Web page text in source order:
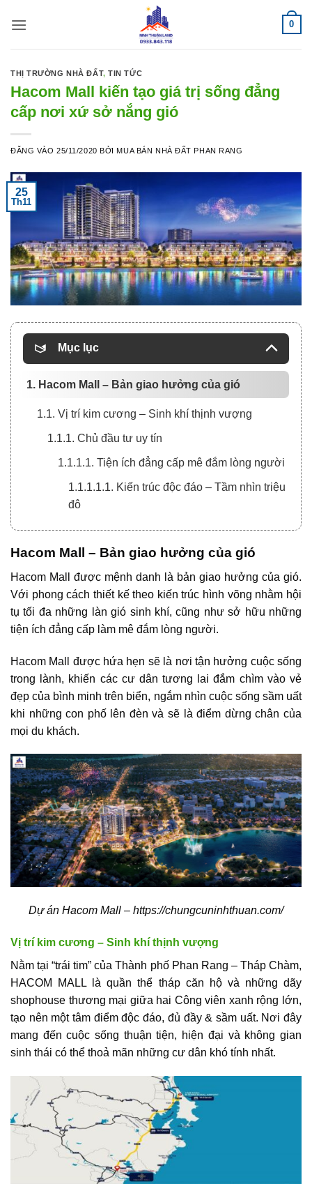
qua
0
THỊ TRƯỜNG NHÀ ĐẤT,TIN TỨC
Hacom Mall kiến tạo giá trị sống đẳng
cấp nơi xứ sở nắng gió
ĐĂNG VÀO25/11/2020 BỞI MUA BÁN NHÀ ĐẤT PHAN RANG
25
Th11
Mục lục
1. Hacom Mall – Bản giao hưởng của gió
1.1. Vị trí kim cương – Sinh khí thịnh vượng
1.1.1. Chủ đầu tư uy tín
1.1.1.1. Tiện ích đẳng cấp mê đắm lòng người
1.1.1.1.1. Kiến trúc độc đáo – Tầm nhìn triệu
đô
Hacom Mall – Bản giao hưởng của gió
Hacom Mall
được mệnh danh là bản giao hưởng của gió.
Với phong cách thiết kế theo kiến trúc hình võng nhằm hội
tụ tối đa những làn gió sinh khí, cũng như sở hữu những
tiện ích đẳng cấp làm mê đắm lòng người.
Hacom Mall
được hứa hẹn sẽ là nơi tận hưởng cuộc sống
trong lành, khiến các cư dân tương lai đắm chìm vào vẻ
đẹp của bình minh trên biển, ngắm nhìn cuộc sống sầm uất
khi những con phố lên đèn và sẽ là điểm dừng chân của
mọi du khách.
Dự án Hacom Mall – https://chungcuninhthuan.com/
Vị trí kim cương – Sinh khí thịnh vượng
Nằm tại “trái tim” của Thành phố Phan Rang – Tháp Chàm,
HACOM MALL là quần thể tháp căn hộ và những dãy
shophouse thương mại giữa hai Công viên xanh rộng lớn,
tạo nên một tâm điểm độc đáo, đủ đầy & sầm uất. Nơi đây
mang đến cuộc sống thuận tiện, hiện đại và không gian
sinh thái có thể thoả mãn những cư dân khó tính nhất.